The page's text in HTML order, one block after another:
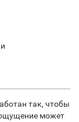
так, чтобы
может